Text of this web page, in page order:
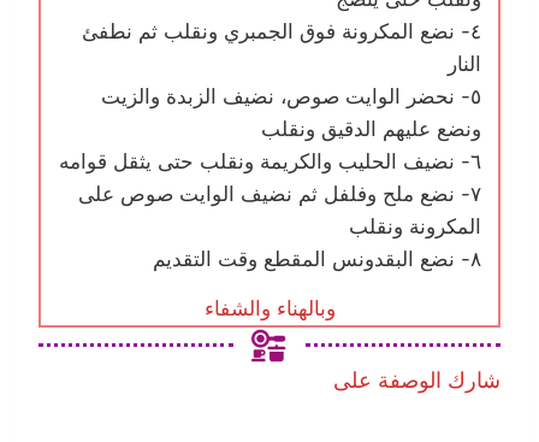
٤- نضع المكرونة فوق الجمبري ونقلب ثم نطفئ
النار
٥- نحضر الوايت صوص، نضيف الزبدة والزيت
ونضع عليهم الدقيق ونقلب
٦- نضيف الحليب والكريمة ونقلب حتى يثقل قوامه
٧- نضع ملح وفلفل ثم نضيف الوايت صوص على
المكرونة ونقلب
٨- نضع البقدونس المقطع وقت التقديم
وبالهناء والشفاء
شارك الوصفة على